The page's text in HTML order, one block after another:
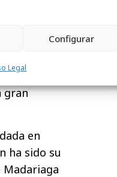
Configurar
Legal
de
agencia
gran
en
ha sido su
Madariaga